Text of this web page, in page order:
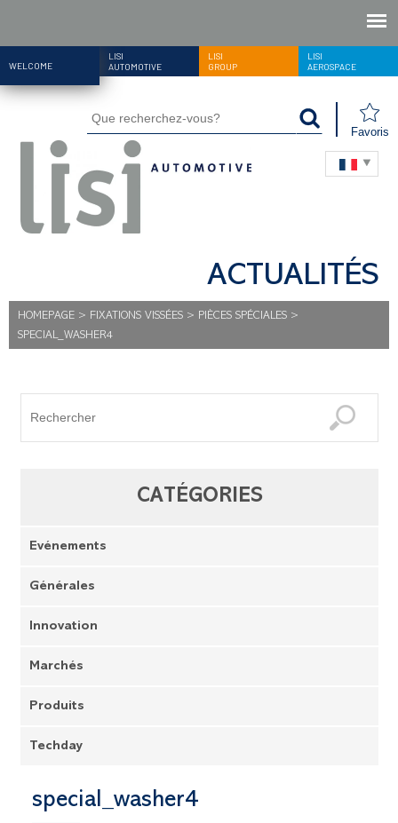
WELCOME
LISI
AUTOMOTIVE
LISI
GROUP
LISI
AEROSPACE
Favoris
ACTUALITÉS
HOMEPAGE > FIXATIONS VISSÉES > PIÈCES SPÉCIALES >
SPECIAL_WASHER4
CATÉGORIES
Evénements
Générales
Innovation
Marchés
Produits
Techday
special_washer4